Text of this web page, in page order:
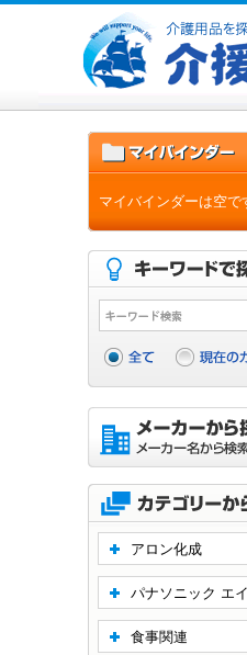
マイバインダーは空で
アロン化成
パナソニック エ
食事関連